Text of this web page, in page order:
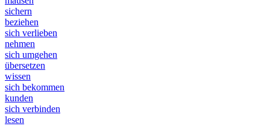
sichern
beziehen
sich verlieben
nehmen
sich umgehen
übersetzen
wissen
sich bekommen
kunden
sich verbinden
lesen